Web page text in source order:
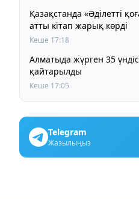
Қазақстанда «Әділетті
атты кітап жарық көрді
Кеше 17:18
Алматыда жүрген 35
қайтарылды
Кеше 17:05
Telegram
Жазылыңыз